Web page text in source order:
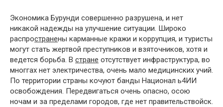
Экономика Бурунди совершенно разрушена, и нет
никакой надежды на улучшение ситуации. Широко
распространены карманные кражи и коррупция, и туристы
могут стать жертвой преступников и взяточников, хотя и
ведется борьба. В стране отсутствует инфраструктура, во
многгах нет электричества, очень мало медицинских учий.
По территории страны кочуют банды Национал ь4ИИ
освобождения. Передвигаться очень опасно, осою
ночам и за пределами городов, где нет правительствойск.